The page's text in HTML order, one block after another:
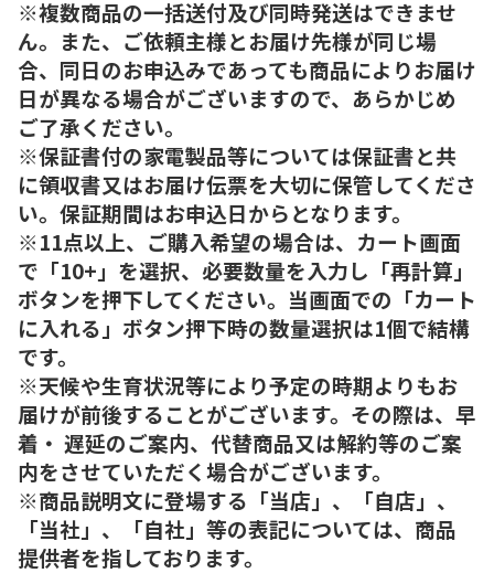
※複数商品の一括送付及び同時発送はできませ
ん。また、ご依頼主様とお届け先様が同じ場
合、同日のお申込みであっても商品によりお届け
日が異なる場合がございますので、あらかじめ
ご了承ください。
※保証書付の家電製品等については保証書と共
に領収書又はお届け伝票を大切に保管してくださ
い。保証期間はお申込日からとなります。
※11点以上、ご購入希望の場合は、カート画面
で「10+」を選択、必要数量を入力し「再計算」
ボタンを押下してください。当画面での「カート
に入れる」ボタン押下時の数量選択は1個で結構
です。
※天候や生育状況等により予定の時期よりもお
届けが前後することがございます。その際は、早
着・ 遅延のご案内、代替商品又は解約等のご案
内をさせていただく場合がございます。
※商品説明文に登場する「当店」、「自店」、
「当社」、「自社」等の表記については、商品
提供者を指しております。